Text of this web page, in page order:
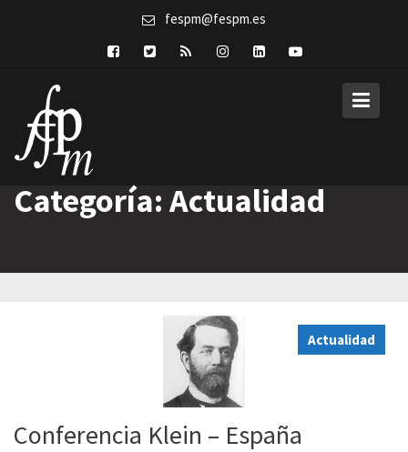
fespm@fespm.es
Categoría: Actualidad
Actualidad
Conferencia Klein – España